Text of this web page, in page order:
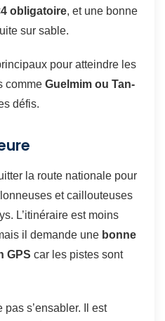
obligatoire, et une bonne
sur sable.
pour atteindre les
comme Guelmim ou Tan-
défis.
la route nationale pour
et caillouteuses
L’itinéraire est moins
il demande une bonne
GPS car les pistes sont
s’ensabler. Il est